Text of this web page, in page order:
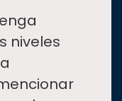
niveles